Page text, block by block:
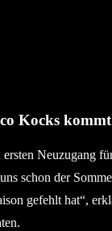
Kocks
Neuzugang
schon der
gefehlt hat“,